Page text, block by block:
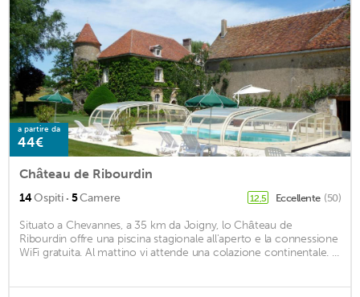
a partire da
44€
Château de Ribourdin
14Ospiti · 5Camere 12,5 Eccellente (50)
Situato a Chevannes, a 35 km da Joigny, lo Château de
Ribourdin offre una piscina stagionale all'aperto e la connessione
WiFi gratuita. Al mattino vi attende una colazione continentale. ...